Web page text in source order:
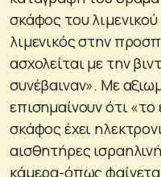
σκάφος του
λιμενικός στην
ασχολείται με την
συνέβαιναν». Με
επισημαίνουν ότι
σκάφος έχει
αισθητήρες
κάμερα-όπως